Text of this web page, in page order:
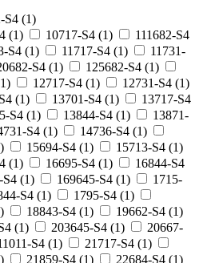
S4 (1)
(1) 10717-S4 (1)
111682-S4
S4 (1) 11717-S4 (1)
11731-
S4 (1) 125682-S4 (1)
1) 12717-S4 (1) 12731-S4 (1)
(1) 13701-S4 (1)
13717-S4
S4 (1) 13844-S4 (1)
13871-
S4 (1) 14736-S4 (1)
) 15694-S4 (1) 15713-S4 (1)
(1) 16695-S4 (1)
16844-S4
S4 (1) 169645-S4 (1)
1715-
S4 (1) 1795-S4 (1)
) 18843-S4 (1) 19662-S4 (1)
(1) 203645-S4 (1)
20667-
S4 (1) 21717-S4 (1)
) 21859-S4 (1) 22684-S4 (1)